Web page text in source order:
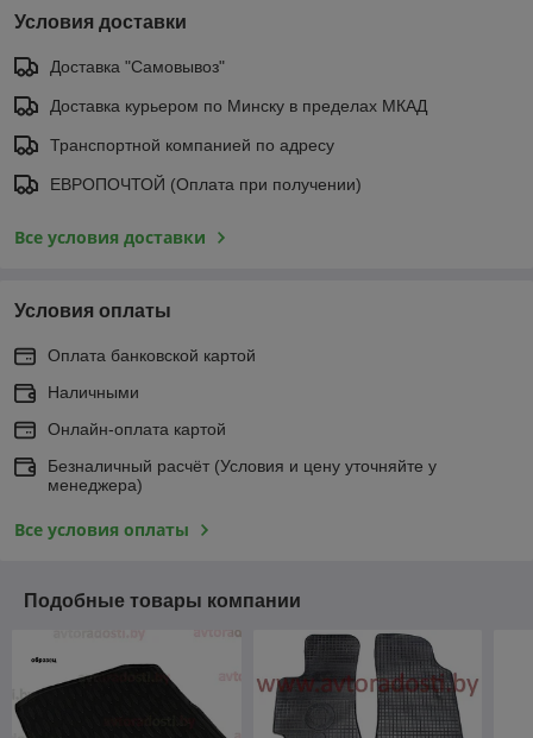
Условия доставки
Доставка "Самовывоз"
Доставка курьером по Минску в пределах МКАД
Транспортной компанией по адресу
ЕВРОПОЧТОЙ (Оплата при получении)
Все условия доставки
Условия оплаты
Оплата банковской картой
Наличными
Онлайн-оплата картой
Безналичный расчёт (Условия и цену уточняйте у
менеджера)
Все условия оплаты
Подобные товары компании